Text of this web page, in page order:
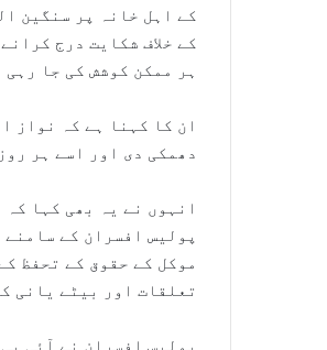
کے اہل خانہ پر سنگین
کے خلاف شکایت درج
ہر ممکن کوشش کی جا رہی
ان کا کہنا ہے کہ نواز
دھمکی دی اور اسے ہر
انہوں نے یہ بھی کہا
پولیس افسران کے
موکل کے حقوق کے تحفظ
تعلقات اور بیٹے یانی